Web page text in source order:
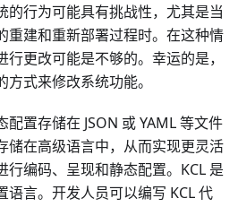
的行为可能具有挑战性，尤其是当
重建和重新部署过程时。在这种情
更改可能是不够的。幸运的是，
式来修改系统功能。
置存储在 JSON 或 YAML 等文件
储在高级语言中，从而实现更灵活
行编码、呈现和静态配置。KCL 是
语言。开发人员可以编写 KCL 代